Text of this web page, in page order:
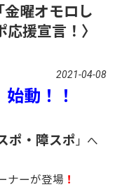
金曜オモロし
援宣言！〉
2021-04-08
動！！
ポ・障スポ 」へ
ナーが登場 ！